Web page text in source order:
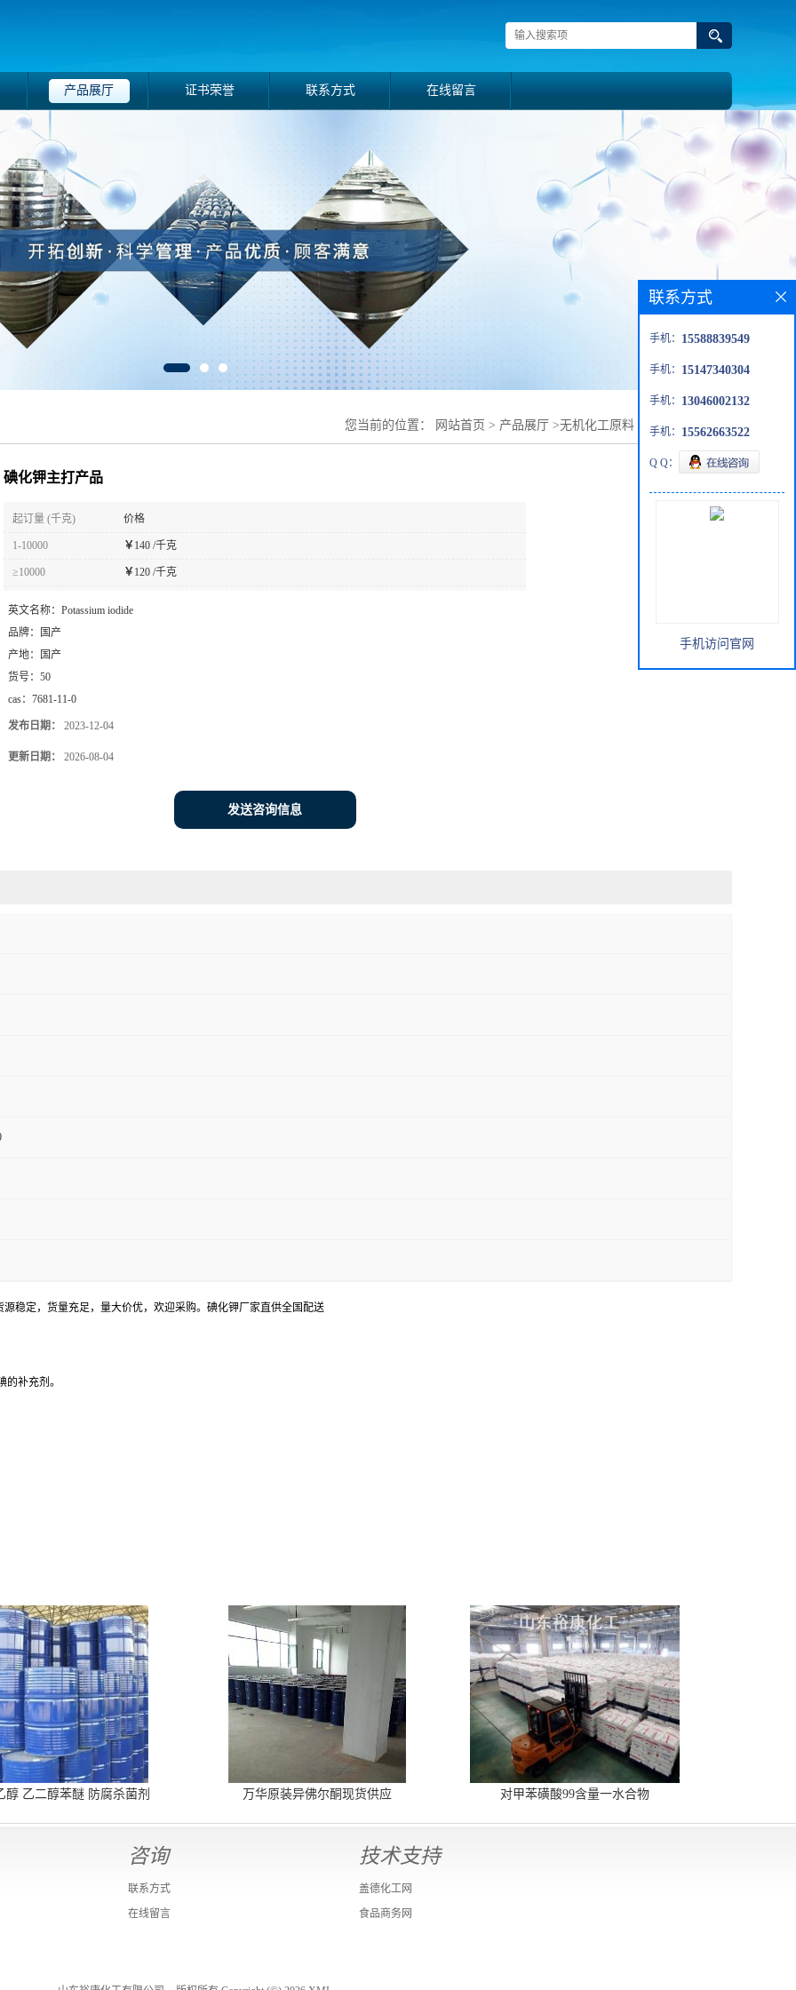
产品展厅 证书荣誉 联系方式 在线留言
您当前的位置： 网站首页 > 产品展厅 >无机化工原料 碘化钾主打产品
碘化钾主打产品
起订量 (千克) 价格
1-10000 ￥ 140 /千克
≥10000 ￥ 120 /千克
英文名称： Potassium iodide
品牌：
国产
产地：
国产
货号： 50
cas： 7681-11-0
发布日期： 2023-12-04
更新日期： 2026-08-04
发送咨询信息
稳定，货量充足，量大价优，欢迎采购。碘化钾厂家直供全国配送
补充剂。
醇 乙二醇苯醚 防腐杀菌剂 万华原装异佛尔酮现货供应 对甲苯磺酸99含量一水合物
联系方式
手机： 15588839549
手机： 15147340304
手机： 13046002132
手机： 15562663522
Q Q：
手机访问官网
咨询
联系方式
在线留言
技术支持
盖德化工网
食品商务网